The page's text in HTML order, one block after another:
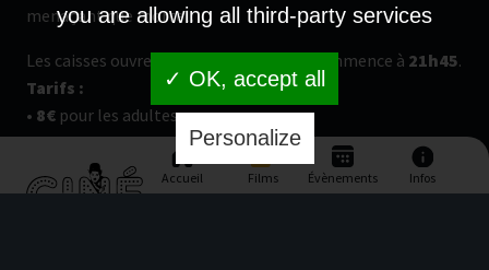
Accueil Films Évènements Infos
menaçant que mortel…
Les caisses ouvrent à21h15et le film commence à 21h45.
Tarifs :
• 8€ pour les adultes
•7€pour les enfants de moins de 12 ans
you are allowing all third-party services
✓ OK, accept all
Personalize